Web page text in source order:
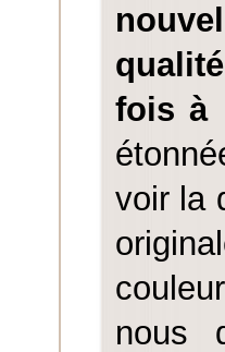
fois à
voir la
nous